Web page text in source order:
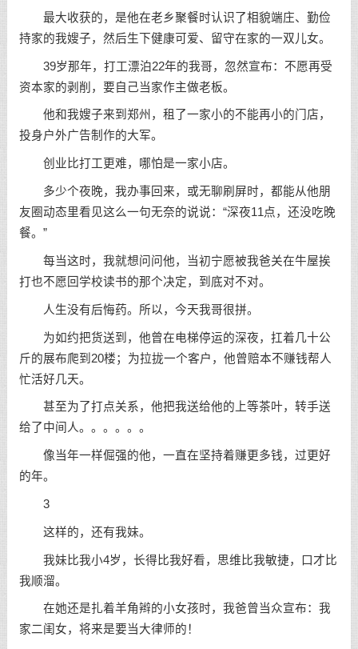
最大收获的，是他在老乡聚餐时认识了相貌端庄、勤俭
持家的我嫂子，然后生下健康可爱、留守在家的一双儿女。
39岁那年，打工漂泊22年的我哥，忽然宣布：不愿再受
资本家的剥削，要自己当家作主做老板。
他和我嫂子来到郑州，租了一家小的不能再小的门店，
投身户外广告制作的大军。
创业 比打工更难，哪怕是一家小店。
多少个夜晚，我办事回来，或无聊刷屏时，都能从他朋
友圈动态里看见这么一句无奈的说说 ：“深夜11点，还没吃晚
餐。”
每当这时，我就想问问他，当初宁愿被我爸关在牛屋挨
打也不愿回学校读书的那个决定，到底对不对。
人生没有后悔药。所以，今天我哥很拼。
为如约把货送到，他曾在电梯停运的深夜，扛着几十公
斤的展布爬到20楼；为拉拢一个客户，他曾赔本不赚钱帮人
忙活好几天。
甚至为了打点关系，他把我送给他的上等茶叶，转手送
给了中间人。。。。。。
像当年一样倔强的他，一直在坚持着赚更多钱，过更好
的年。
3
这样的，还有我妹。
我妹比我小4岁，长得比我好看，思维比我敏捷，口才比
我顺溜。
在她还是扎着羊角辫的小女孩时，我爸曾当众宣布：我
家二闺女，将来是要当大律师的！